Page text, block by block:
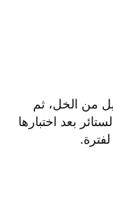
من الخل، ثم
بعد اختبارها